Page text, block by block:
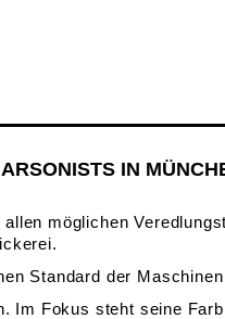
IN
möglichen
Standard der
Im Fokus steht seine